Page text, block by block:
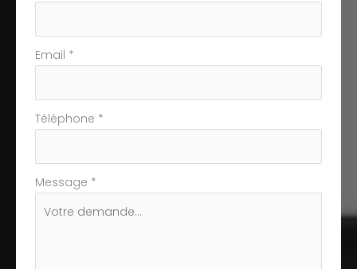
Email *
Téléphone *
Message *